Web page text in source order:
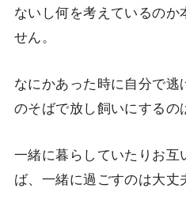
ないし何を考えているのか
せん。
なにかあった時に自分で逃
のそばで放し飼いにするの
一緒に暮らしていたりお互
ば、一緒に過ごすのは大丈